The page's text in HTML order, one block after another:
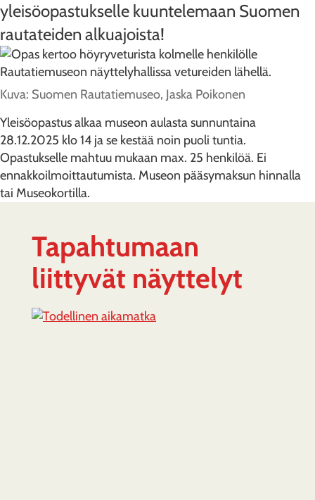
yleisöopastukselle kuuntelemaan Suomen
rautateiden alkuajoista!
Kuva: Suomen Rautatiemuseo, Jaska Poikonen
Yleisöopastus alkaa museon aulasta sunnuntaina
28.12.2025 klo 14 ja se kestää noin puoli tuntia.
Opastukselle mahtuu mukaan max. 25 henkilöä. Ei
ennakkoilmoittautumista. Museon pääsymaksun hinnalla
tai Museokortilla.
Tapahtumaan
liittyvät näyttelyt